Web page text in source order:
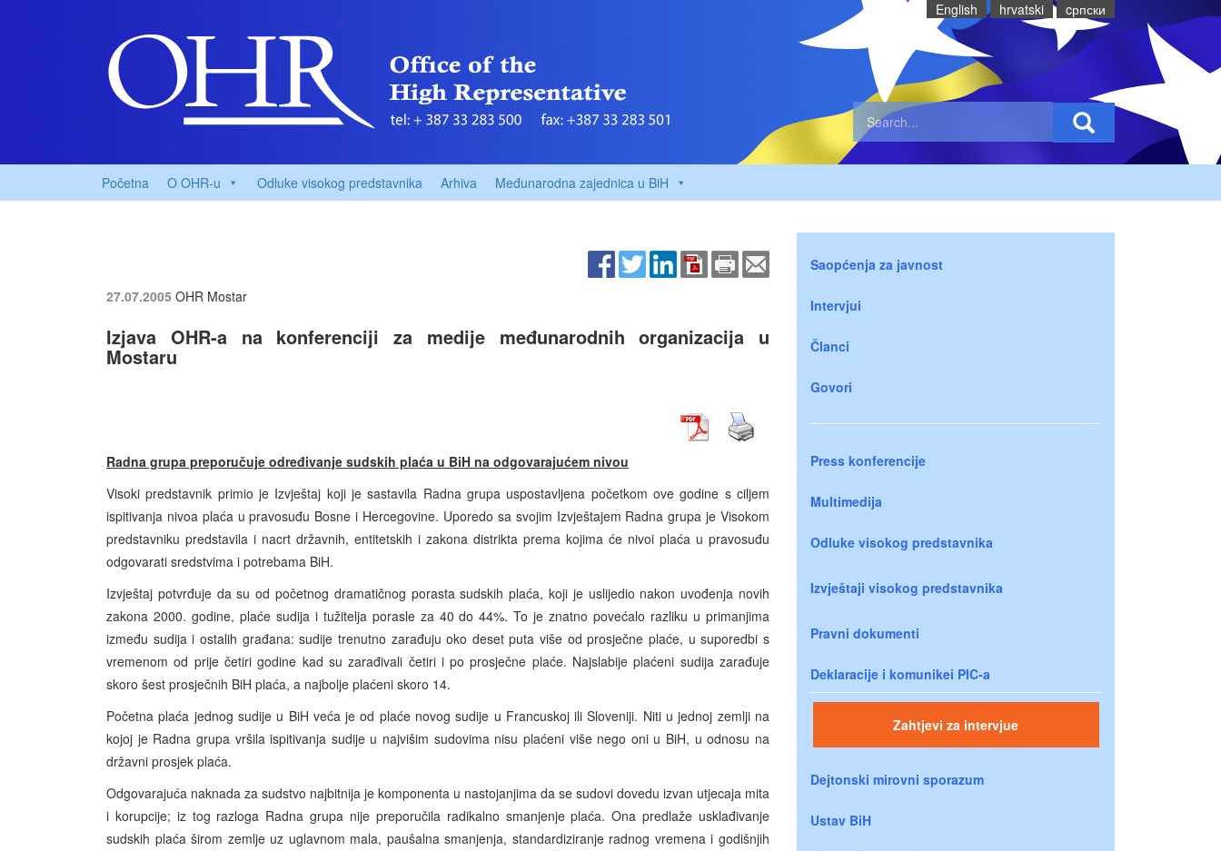
English hrvatski cрпски
Početna O OHR-u Odluke visokog predstavnika Arhiva Međunarodna zajednica u BiH
27.07.2005 OHR Mostar
Izjava OHR-a na konferenciji za medije međunarodnih organizacija u
Mostaru
Radna grupa preporučuje određivanje sudskih plaća u BiH na odgovarajućem nivou
Visoki predstavnik primio je Izvještaj koji je sastavila Radna grupa uspostavljena početkom ove godine s ciljem
ispitivanja nivoa plaća u pravosuđu Bosne i Hercegovine. Uporedo sa svojim Izvještajem Radna grupa je Visokom
predstavniku predstavila i nacrt državnih, entitetskih i zakona distrikta prema kojima će nivoi plaća u pravosuđu
odgovarati sredstvima i potrebama BiH.
Izvještaj potvrđuje da su od početnog dramatičnog porasta sudskih plaća, koji je uslijedio nakon uvođenja novih
zakona 2000. godine, plaće sudija i tužitelja porasle za 40 do 44%. To je znatno povećalo razliku u primanjima
između sudija i ostalih građana: sudije trenutno zarađuju oko deset puta više od prosječne plaće, u suporedbi s
vremenom od prije četiri godine kad su zarađivali četiri i po prosječne plaće. Najslabije plaćeni sudija zarađuje
skoro šest prosječnih BiH plaća, a najbolje plaćeni skoro 14.
Početna plaća jednog sudije u BiH veća je od plaće novog sudije u Francuskoj ili Sloveniji. Niti u jednoj zemlji na
kojoj je Radna grupa vršila ispitivanja sudije u najvišim sudovima nisu plaćeni više nego oni u BiH, u odnosu na
državni prosjek plaća.
Odgovarajuća naknada za sudstvo najbitnija je komponenta u nastojanjima da se sudovi dovedu izvan utjecaja mita
i korupcije; iz tog razloga Radna grupa nije preporučila radikalno smanjenje plaća. Ona predlaže usklađivanje
sudskih plaća širom zemlje uz uglavnom mala, paušalna smanjenja, standardiziranje radnog vremena i godišnjih
Saopćenja za javnost
Intervjui
Članci
Govori
Press konferencije
Multimedija
Odluke visokog predstavnika
Izvještaji visokog predstavnika
Pravni dokumenti
Deklaracije i komunikei PIC-a
Zahtjevi za intervjue
Dejtonski mirovni sporazum
Ustav BiH